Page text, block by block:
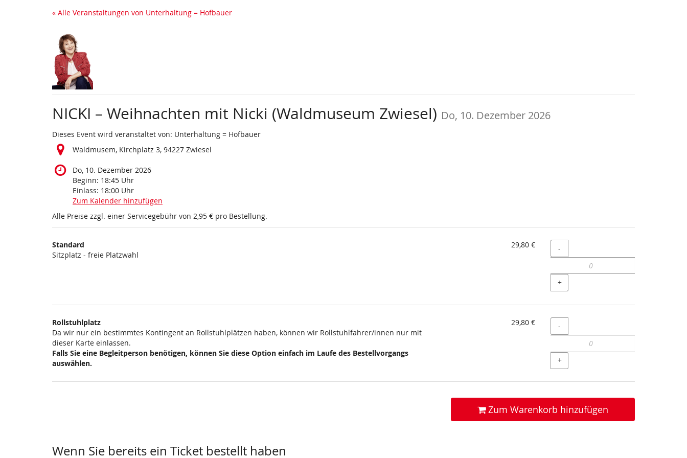
« Alle Veranstaltungen von Unterhaltung = Hofbauer
NICKI – Weihnachten mit Nicki (Waldmuseum Zwiesel) Do, 10. Dezember 2026
Dieses Event wird veranstaltet von: Unterhaltung = Hofbauer
Waldmusem, Kirchplatz 3, 94227 Zwiesel
Do, 10. Dezember 2026
Beginn: 18:45 Uhr
Einlass: 18:00 Uhr
Zum Kalender hinzufügen
Alle Preise zzgl. einer Servicegebühr von 2,95 € pro Bestellung.
Produkte
Unkategorisierte
Standard
Sitzplatz - freie Platzwahl
29,80 € Menge
-
+
Rollstuhlplatz
Da wir nur ein bestimmtes Kontingent an Rollstuhlplätzen haben, können wir Rollstuhlfahrer/innen nur mit
dieser Karte einlassen.
Falls Sie eine Begleitperson benötigen, können Sie diese Option einfach im Laufe des Bestellvorgangs
auswählen.
29,80 € Menge
-
+
Zum Warenkorb hinzufügen
Wenn Sie bereits ein Ticket bestellt haben